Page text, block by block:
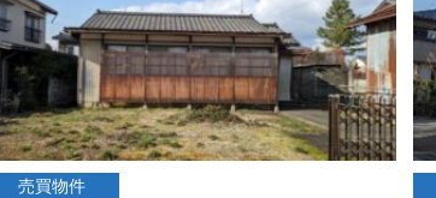
売買物件